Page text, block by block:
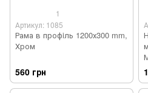
1
Артикул: 1085
Рама в профiль 1200х300 mm,
Хром
560 грн